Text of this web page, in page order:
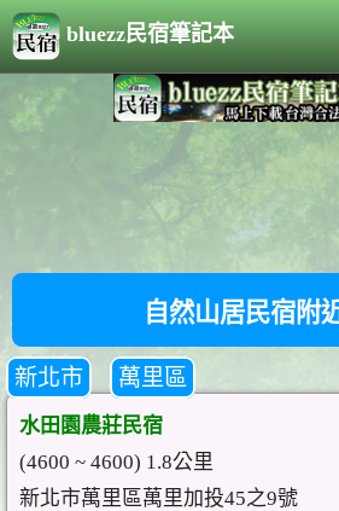
bluezz民宿筆記本
自然山居民宿附
新北市 萬里區
水田園農莊民宿
(4600 ~ 4600) 1.8公里
新北市萬里區萬里加投45之9號